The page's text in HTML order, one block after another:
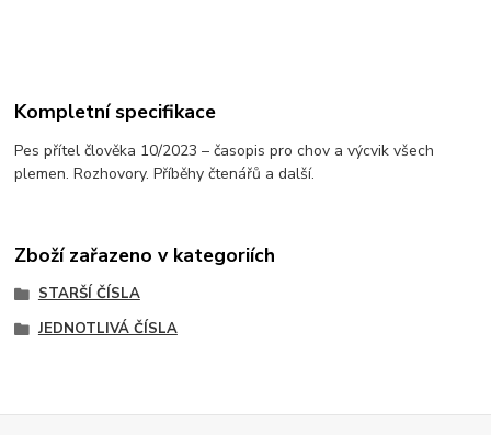
Kompletní specifikace
Pes přítel člověka 10/2023 – časopis pro chov a výcvik všech
plemen. Rozhovory. Příběhy čtenářů a další.
Zboží zařazeno v kategoriích
STARŠÍ ČÍSLA
JEDNOTLIVÁ ČÍSLA